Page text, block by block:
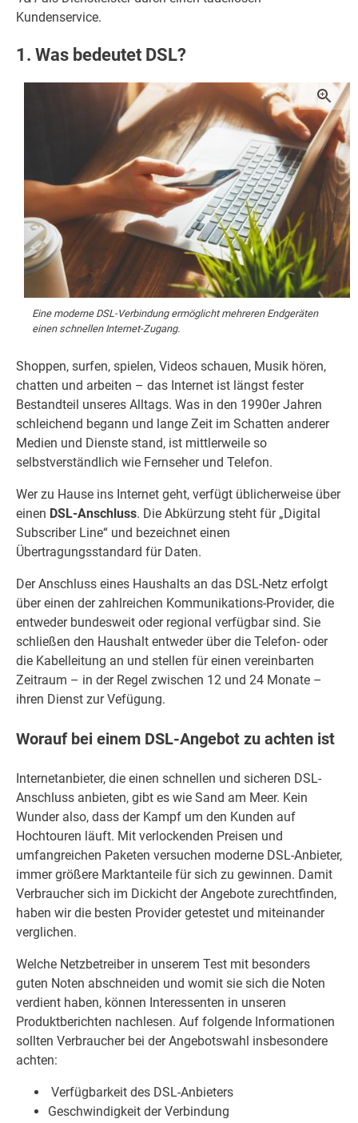
Kundenservice.
1. Was bedeutet DSL?
Eine moderne DSL-Verbindung ermöglicht mehreren Endgeräten
einen schnellen Internet-Zugang.
Shoppen, surfen, spielen, Videos schauen, Musik hören,
chatten und arbeiten – das Internet ist längst fester
Bestandteil unseres Alltags. Was in den 1990er Jahren
schleichend begann und lange Zeit im Schatten anderer
Medien und Dienste stand, ist mittlerweile so
selbstverständlich wie Fernseher und Telefon.
Wer zu Hause ins Internet geht, verfügt üblicherweise über
einen DSL-Anschluss. Die Abkürzung steht für „Digital
Subscriber Line“ und bezeichnet einen
Übertragungsstandard für Daten.
Der Anschluss eines Haushalts an das DSL-Netz erfolgt
über einen der zahlreichen Kommunikations-Provider, die
entweder bundesweit oder regional verfügbar sind. Sie
schließen den Haushalt entweder über die Telefon- oder
die Kabelleitung an und stellen für einen vereinbarten
Zeitraum – in der Regel zwischen 12 und 24 Monate –
ihren Dienst zur Vefügung.
Worauf bei einem DSL-Angebot zu achten ist
Internetanbieter, die einen schnellen und sicheren DSL-
Anschluss anbieten, gibt es wie Sand am Meer. Kein
Wunder also, dass der Kampf um den Kunden auf
Hochtouren läuft. Mit verlockenden Preisen und
umfangreichen Paketen versuchen moderne DSL-Anbieter,
immer größere Marktanteile für sich zu gewinnen. Damit
Verbraucher sich im Dickicht der Angebote zurechtfinden,
haben wir die besten Provider getestet und miteinander
verglichen.
Welche Netzbetreiber in unserem Test mit besonders
guten Noten abschneiden und womit sie sich die Noten
verdient haben, können Interessenten in unseren
Produktberichten nachlesen. Auf folgende Informationen
sollten Verbraucher bei der Angebotswahl insbesondere
achten:
Verfügbarkeit des DSL-Anbieters
Geschwindigkeit der Verbindung